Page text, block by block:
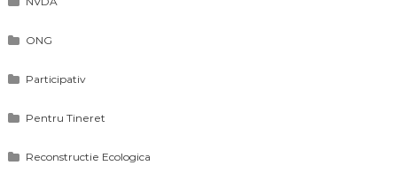
ONG
Participativ
Pentru Tineret
Reconstructie Ecologica